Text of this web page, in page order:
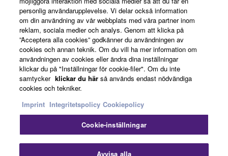
Sverige - Swedish
Business
Kontakta ossVillkorIntegritetspolicyCookiepolicyImprint
personlig användarupplevelse. Vi delar också information
om din användning av vår webbplats med våra partner inom
reklam, sociala medier och analys. Genom att klicka på
”Acceptera alla cookies” godkänner du användningen av
cookies och annan teknik. Om du vill ha mer information om
användningen av cookies eller ändra dina inställningar
klickar du på "Inställningar för cookie-filer". Om du inte
samtycker klickar du här så används endast nödvändiga
cookies och tekniker.
Imprint Integritetspolicy Cookiepolicy
Cookie-inställningar
Avvisa alla